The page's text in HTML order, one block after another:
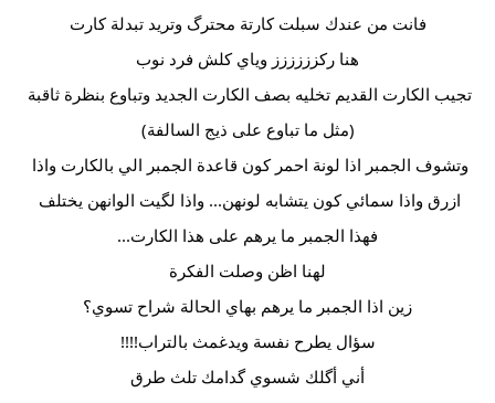
فانت من عندك سبلت كارتة محترگ وتريد تبدلة كارت
هنا ركزززززز وياي كلش فرد نوب
(مثل ما تباوع على ذيج السالفة)
فهذا الجمبر ما يرهم على هذا الكارت...
لهنا اظن وصلت الفكرة
زين اذا الجمبر ما يرهم بهاي الحالة شراح تسوي؟
سؤال يطرح نفسة ويدغمث بالتراب!!!!
أني أگلك شسوي گدامك تلث طرق